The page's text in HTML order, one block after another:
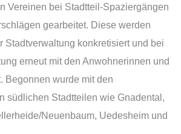
Vereinen bei Stadtteil-Spaziergängen
gearbeitet. Diese werden
Stadtverwaltung konkretisiert und bei
erneut mit den Anwohnerinnen und
Begonnen wurde mit den
südlichen Stadtteilen wie Gnadental,
Neuenbaum, Uedesheim und